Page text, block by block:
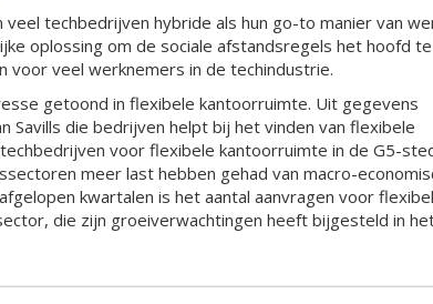
techbedrijven hybride als hun go-to manier van
oplossing om de sociale afstandsregels het hoofd
voor veel werknemers in de techindustrie.
getoond in flexibele kantoorruimte. Uit gegevens
Savills die bedrijven helpt bij het vinden van flexibele
voor flexibele kantoorruimte in de G5-
meer last hebben gehad van macro-
kwartalen is het aantal aanvragen voor
die zijn groeiverwachtingen heeft bijgesteld in